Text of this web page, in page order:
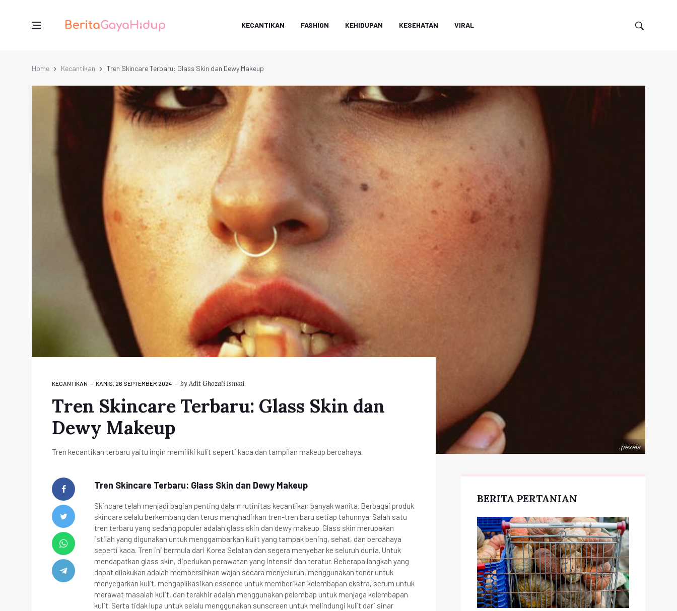
KECANTIKAN FASHION KEHIDUPAN KESEHATAN VIRAL
Home Kecantikan Tren Skincare Terbaru: Glass Skin dan Dewy Makeup
.pexels
KECANTIKAN KAMIS, 26 SEPTEMBER 2024 by Adit Ghozali Ismail
Tren Skincare Terbaru: Glass Skin dan
Dewy Makeup
Tren kecantikan terbaru yaitu ingin memiliki kulit seperti kaca dan tampilan makeup bercahaya.
Tren Skincare Terbaru: Glass Skin dan Dewy Makeup
Skincare telah menjadi bagian penting dalam rutinitas kecantikan banyak wanita. Berbagai produk
skincare selalu berkembang dan terus menghadirkan tren-tren baru setiap tahunnya. Salah satu
tren terbaru yang sedang populer adalah glass skin dan dewy makeup. Glass skin merupakan
istilah yang digunakan untuk menggambarkan kulit yang tampak bening, sehat, dan bercahaya
seperti kaca. Tren ini bermula dari Korea Selatan dan segera menyebar ke seluruh dunia. Untuk
mendapatkan glass skin, diperlukan perawatan yang intensif dan teratur. Beberapa langkah yang
dapat dilakukan adalah membersihkan wajah secara menyeluruh, menggunakan toner untuk
menyegarkan kulit, mengaplikasikan essence untuk memberikan kelembapan ekstra, serum untuk
merawat masalah kulit, dan terakhir adalah menggunakan pelembap untuk menjaga kelembapan
kulit. Serta tidak lupa untuk selalu menggunakan sunscreen untuk melindungi kulit dari sinar
BERITA PERTANIAN